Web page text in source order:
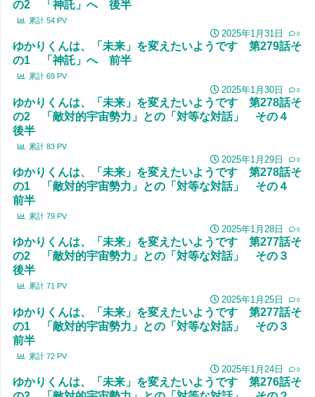
の2 「神託」へ 後半
累計 54 PV
2025年1月31日 0
ゆかりくんは、「未来」を変えたいようです 第279話そ
の1 「神託」へ 前半
累計 69 PV
2025年1月30日 0
ゆかりくんは、「未来」を変えたいようです 第278話そ
の2 「敵対的宇宙勢力」との「対等な対話」 その４
後半
累計 83 PV
2025年1月29日 0
ゆかりくんは、「未来」を変えたいようです 第278話そ
の1 「敵対的宇宙勢力」との「対等な対話」 その４
前半
累計 79 PV
2025年1月28日 0
ゆかりくんは、「未来」を変えたいようです 第277話そ
の2 「敵対的宇宙勢力」との「対等な対話」 その３
後半
累計 71 PV
2025年1月25日 0
ゆかりくんは、「未来」を変えたいようです 第277話そ
の1 「敵対的宇宙勢力」との「対等な対話」 その３
前半
累計 72 PV
2025年1月24日 0
ゆかりくんは、「未来」を変えたいようです 第276話そ